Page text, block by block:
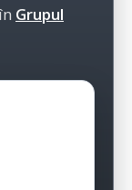
Grupul